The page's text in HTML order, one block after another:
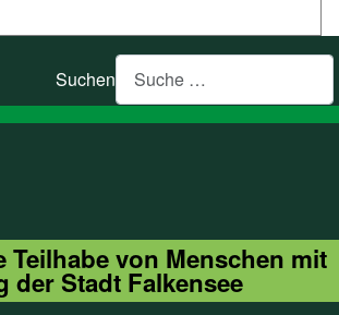
Suchen
Teilhabe von Menschen mit
der Stadt Falkensee